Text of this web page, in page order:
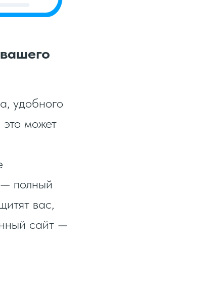
удобного
может
полный
вас,
сайт —